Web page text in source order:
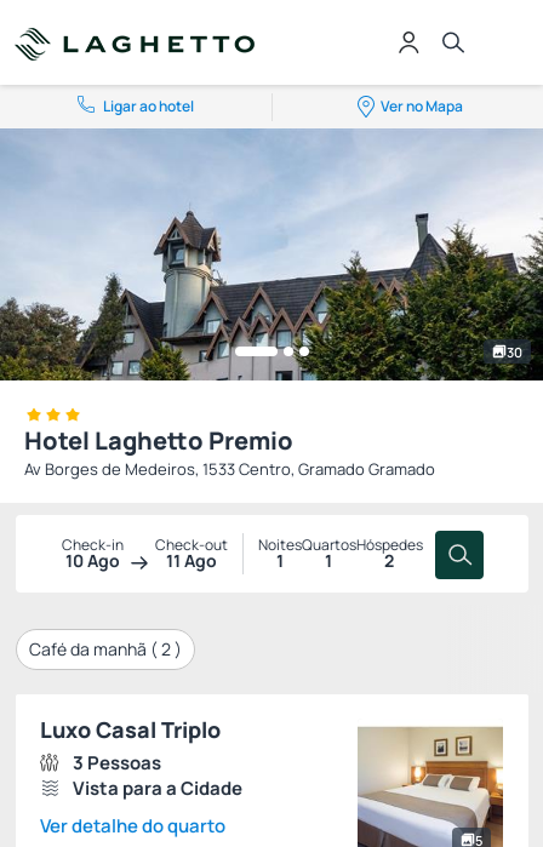
Ligar ao hotel Ver no Mapa
30
Hotel Laghetto Premio
Av Borges de Medeiros, 1533 Centro, Gramado Gramado
Check-in
10 Ago
Check-out
11 Ago
Noites
1
Quartos
1
Hóspedes
2
Café da manhã ( 2)
5
Luxo Casal Triplo
3 Pessoas
Vista para a Cidade
Ver detalhe do quarto